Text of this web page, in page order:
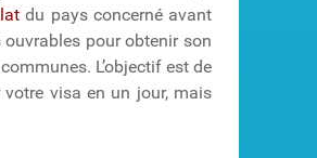
du pays concerné avant
pour obtenir son
L’objectif est de
votre visa en un jour, mais